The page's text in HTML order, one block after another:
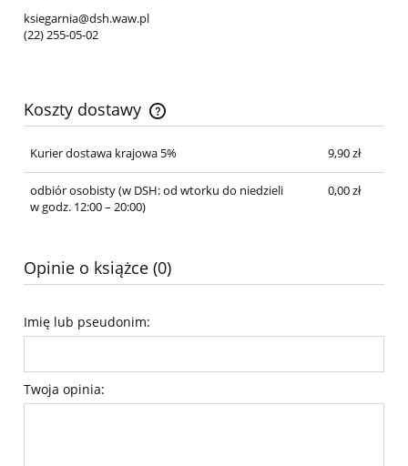
ksiegarnia@dsh.waw.pl
(22) 255-05-02
Koszty dostawy
Cena nie zawiera ewentualnych kosztów płatności
Kurier dostawa krajowa 5%
9,90 zł
odbiór osobisty(w DSH: od wtorku do niedzieli
w godz. 12:00 – 20:00)
0,00 zł
Opinie o książce (0)
Imię lub pseudonim:
Twoja opinia: